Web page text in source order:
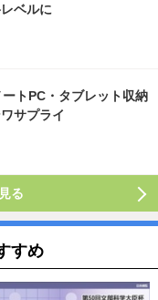
ベルに
トPC・タブレット収納
サプライ
る
すめ